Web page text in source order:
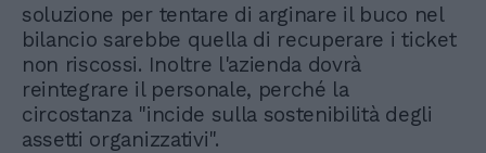
soluzione per tentare di arginare il buco nel
bilancio sarebbe quella di recuperare i ticket
non riscossi. Inoltre l'azienda dovrà
reintegrare il personale, perché la
circostanza "incide sulla sostenibilità degli
assetti organizzativi".